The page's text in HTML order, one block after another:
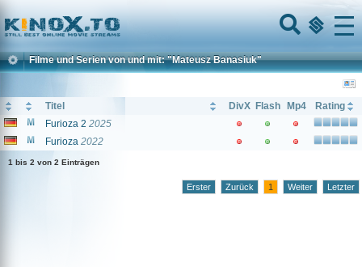
Home
Menu
Filme und Serien von und mit: "Mateusz Banasiuk"
Titel DivX Flash Mp4
Rating
Furioza 2 2025
Furioza 2022
1 bis 2 von 2 Einträgen
Erster Zurück 1 Weiter Letzter